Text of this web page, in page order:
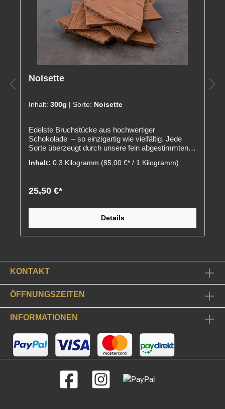
Noisette
Inhalt: 300g | Sorte: Noisette
Edelste Bruchstücke aus hochwertiger
Schokolade – so einzigartig wie vielfältig. Jede
Sorte überzeugt durch unsere fein abgestimmten
Note.NoisetteVollmilchschokolade mit Nugat
Inhalt: 0.3 Kilogramm (85,00 €* / 1 Kilogramm)
25,50 €*
Details
KONTAKT
ÖFFNUNGSZEITEN
INFORMATIONEN